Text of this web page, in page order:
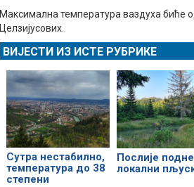
Максимална температура ваздуха биће
Целзијусових.
ВИЈЕСТИ ИЗ ИСТЕ РУБРИКЕ
Сутра нестабилно,
температура до 38
степени
Послије подне
локални